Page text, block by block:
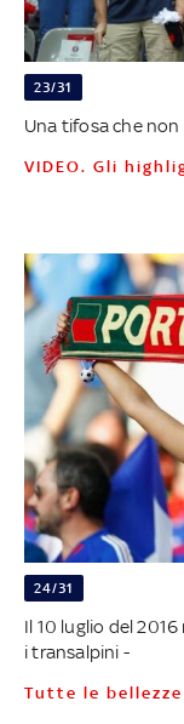
23/31
Una tifosa che
VIDEO. Gli
24/31
Il 10 luglio del
i transalpini -
Tutte le